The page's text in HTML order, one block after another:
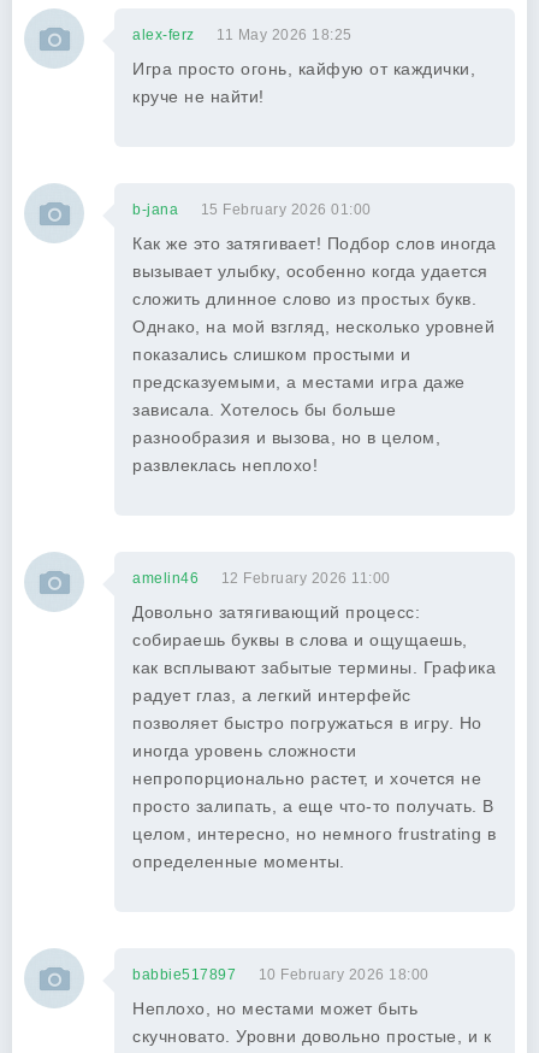
alex-ferz 11 May 2026 18:25
Игра просто огонь, кайфую от каждички,
круче не найти!
b-jana 15 February 2026 01:00
Как же это затягивает! Подбор слов иногда
вызывает улыбку, особенно когда удается
сложить длинное слово из простых букв.
Однако, на мой взгляд, несколько уровней
показались слишком простыми и
предсказуемыми, а местами игра даже
зависала. Хотелось бы больше
разнообразия и вызова, но в целом,
развлеклась неплохо!
amelin46 12 February 2026 11:00
Довольно затягивающий процесс:
собираешь буквы в слова и ощущаешь,
как всплывают забытые термины. Графика
радует глаз, а легкий интерфейс
позволяет быстро погружаться в игру. Но
иногда уровень сложности
непропорционально растет, и хочется не
просто залипать, а еще что-то получать. В
целом, интересно, но немного frustrating в
определенные моменты.
babbie517897 10 February 2026 18:00
Неплохо, но местами может быть
скучновато. Уровни довольно простые, и к